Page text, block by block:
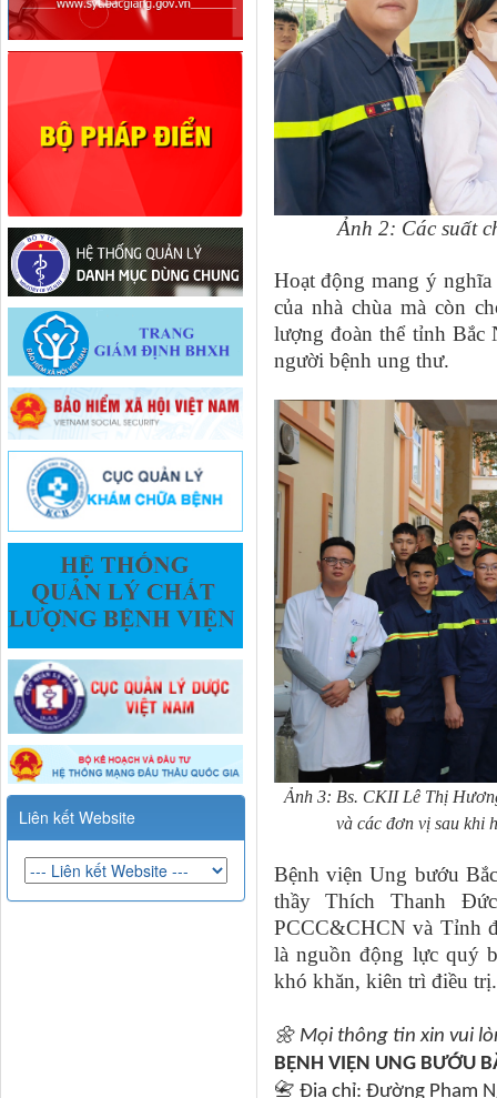
Ảnh 2: Các suất
Hoạt động mang ý
của nhà chùa mà còn
lượng đoàn thể tỉnh Bắc
người bệnh ung thư.
Ảnh 3: Bs. CKII Lê Thị
và các đơn vị sau khi
Bệnh viện Ung bướu
thầy Thích Thanh
PCCC&CHCN và Tỉnh
là nguồn động lực quý
khó khăn, kiên trì điều trị.
🌼Mọi thông tin xin vui
BỆNH VIỆN UNG BƯỚU
📇 Địa chỉ: Đường Phạm
Liên kết Website